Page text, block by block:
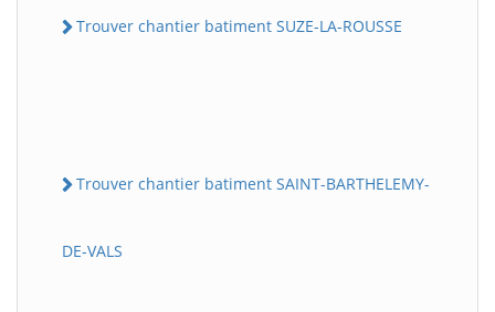
Trouver chantier batiment SUZE-LA-ROUSSE
Trouver chantier batiment SAINT-BARTHELEMY-
DE-VALS